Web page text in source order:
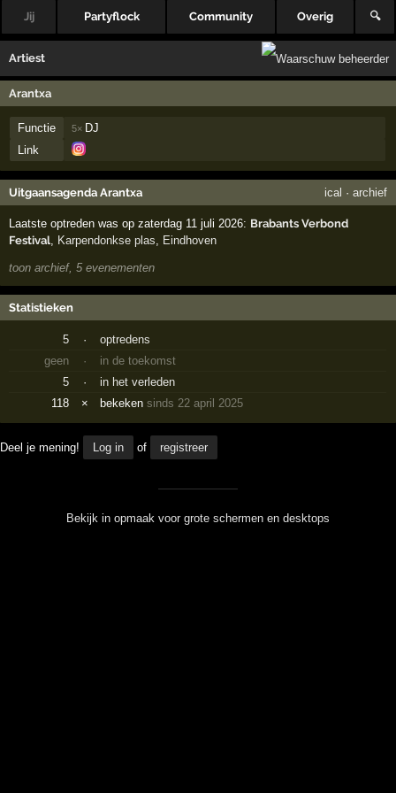
Jij Partyflock Community Overig 🔍
Artiest
Arantxa
Functie 5× DJ
Link
Uitgaansagenda Arantxa ical · archief
Laatste optreden was op zaterdag 11 juli 2026: Brabants Verbond
Festival Karpendonkse plas Eindhoven
toon archief, 5 evenementen
Statistieken
5 ·
optredens
geen
·
in de toekomst
5
·
in het verleden
118
× bekekensinds 22 april 2025
Deel je mening! Log in of registreer
Bekijk in opmaak voor grote schermen en desktops